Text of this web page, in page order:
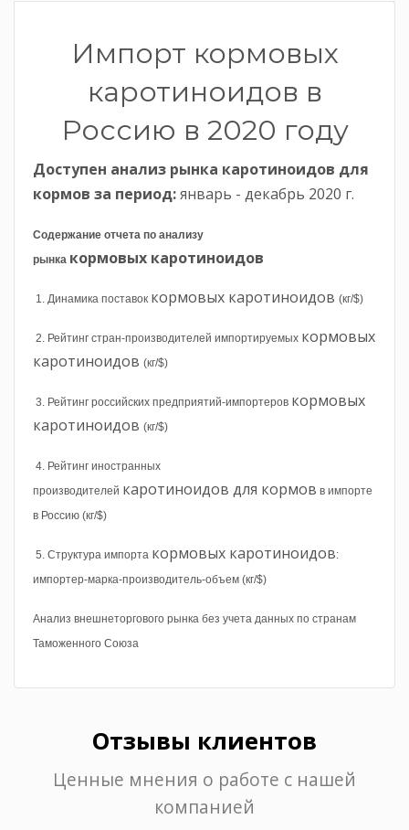
Импорт кормовых
каротиноидов в
Россию в 2020 году
Доступен анализ рынка каротиноидов для
кормов за период:январь - декабрь 2020 г.
Содержание отчета по анализу
рынка кормовых каротиноидов
1. Динамика поставок кормовых каротиноидов (кг/$)
2. Рейтинг стран-производителей импортируемых кормовых
каротиноидов (кг/$)
3. Рейтинг российских предприятий-импортеров кормовых
каротиноидов (кг/$)
4. Рейтинг иностранных
производителей каротиноидов для кормов в импорте
в Россию (кг/$)
5. Структура импорта кормовых каротиноидов:
импортер-марка-производитель-объем (кг/$)
Анализ внешнеторгового рынка без учета данных по странам
Таможенного Союза
Отзывы клиентов
Ценные мнения о работе с нашей
компанией